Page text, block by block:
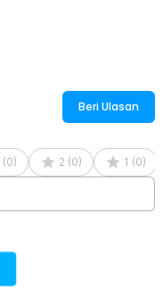
Beri Ulasan
(0) 2 (0) 1 (0)